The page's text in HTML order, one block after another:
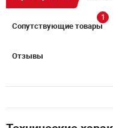
Сопутствующие товары
1
Отзывы